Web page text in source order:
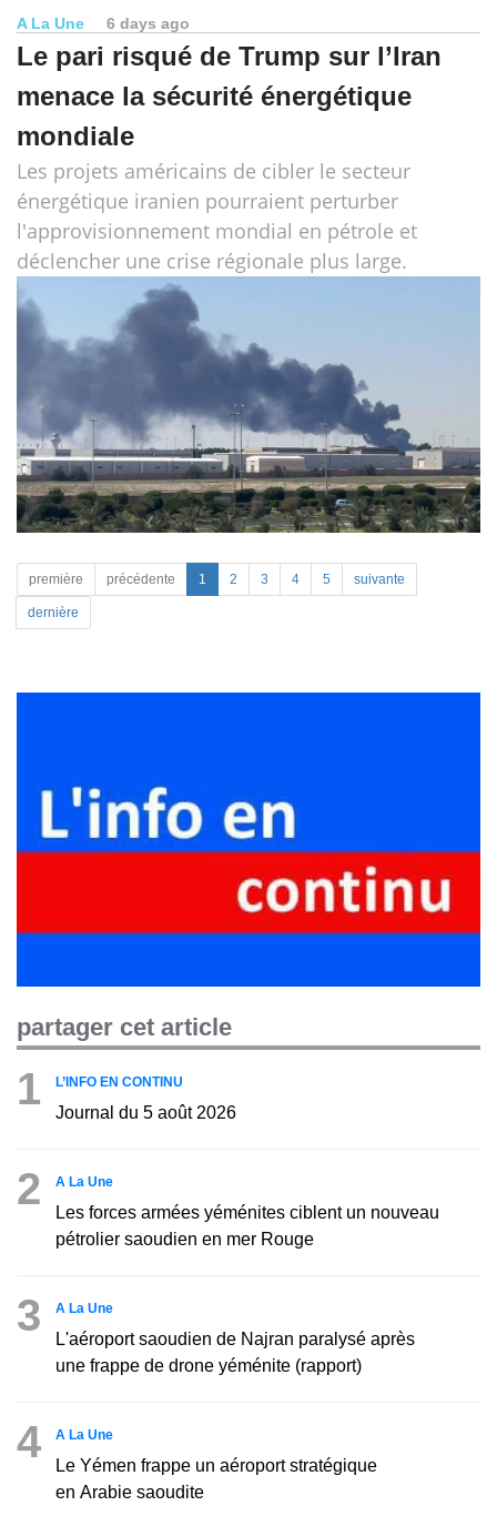
A La Une 6 days ago
Le pari risqué de Trump sur l’Iran
menace la sécurité énergétique
mondiale
Les projets américains de cibler le secteur
énergétique iranien pourraient perturber
l'approvisionnement mondial en pétrole et
déclencher une crise régionale plus large.
première précédente 1 2 3 4 5 suivante
dernière
partager cet article
1 L’INFO EN CONTINU
Journal du 5 août 2026
2 A La Une
Les forces armées yéménites ciblent un nouveau
pétrolier saoudien en mer Rouge
3 A La Une
L'aéroport saoudien de Najran paralysé après
une frappe de drone yéménite (rapport)
4 A La Une
Le Yémen frappe un aéroport stratégique
en Arabie saoudite